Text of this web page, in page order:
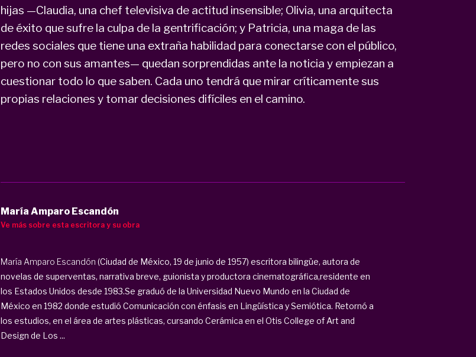
hijas —Claudia, una chef televisiva de actitud insensible; Olivia, una arquitecta
de éxito que sufre la culpa de la gentrificación; y Patricia, una maga de las
redes sociales que tiene una extraña habilidad para conectarse con el público,
pero no con sus amantes— quedan sorprendidas ante la noticia y empiezan a
cuestionar todo lo que saben. Cada uno tendrá que mirar críticamente sus
propias relaciones y tomar decisiones difíciles en el camino.
María Amparo Escandón
Ve más sobre esta escritora y su obra
María Amparo Escandón (Ciudad de México, 19 de junio de 1957) escritora bilingüe, autora de
novelas de superventas, narrativa breve, guionista y productora cinematográfica,residente en
los Estados Unidos desde 1983.Se graduó de la Universidad Nuevo Mundo en la Ciudad de
México en 1982 donde estudió Comunicación con énfasis en Lingüística y Semiótica. Retornó a
los estudios, en el área de artes plásticas, cursando Cerámica en el Otis College of Art and
Design de Los ...